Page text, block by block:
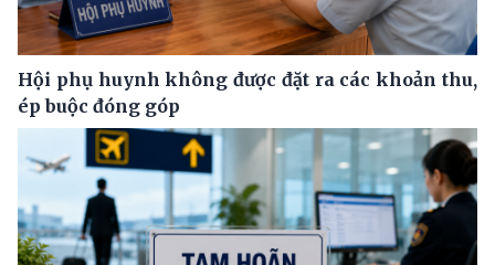
Hội phụ huynh không được đặt ra các khoản thu,
ép buộc đóng góp